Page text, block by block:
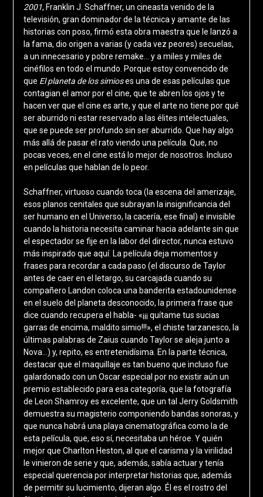
2001, Franklin J. Schaffner, un cineasta venido de la
televisión, gran dominador de la técnica y amante de las
historias con poso, firmó esta obra maestra que le lanzó a
la fama, dio origen a varias (y cada vez peores) secuelas,
a un innecesario y pobre remake… y a miles y miles de
cinéfilos en todo el mundo. Porque estoy convencido de
que El planeta de los simioses una de esas películas que
contagian el amor por el cine, que te abren los ojos y te
hacen ver que el cine es arte, y que el arte no tiene por qué
ser aburrido ni estar reservado a las élites intelectuales,
que se puede ser profundo sin ser aburrido. Que hay algo
más allá de pasar el rato viendo una película. Que, no
pocas veces, en el cine está lo mejor de nosotros. Incluso
en películas que hablan de lo peor.
Schaffner, virtuoso cuando toca (la escena del amerizaje,
esos planos cenitales que subrayan la insignificancia del
ser humano en el Universo, la cacería, ese final) e invisible
cuando la historia necesita caminar hacia adelante sin que
el espectador se fije en la labor del director, nunca estuvo
más inspirado que aquí. La película deja momentos y
frases para recordar a cada paso (el discurso de Taylor
antes de caer en el letargo, su carcajada cuando su
compañero Landon coloca una banderita estadounidense
en el suelo del planeta desconocido, la primera frase que
dice cuando recupera el habla- «¡¡¡ quítame tus sucias
garras de encima, maldito simio!!!», el chiste tarzanesco, la
últimas palabras de Zaius cuando Taylor se aleja junto a
Nova…) y, repito, es entretenidísima. En la parte técnica,
destacar que el maquillaje es tan bueno que incluso fue
galardonado con un Oscar especial por no existir aún un
premio establecido para esa categoría, que la fotografía
de Leon Shamroy es excelente, que un tal Jerry Goldsmith
demuestra su magisterio componiendo bandas sonoras, y
que nunca habrá una playa cinematográfica como la de
esta película, que, eso sí, necesitaba un héroe. Y quién
mejor que Charlton Heston, al que el carisma y la virilidad
le vinieron de serie y que, además, sabía actuar y tenía
especial querencia por interpretar historias que, además
de permitir su lucimiento, dijeran algo. Él es el rostro del